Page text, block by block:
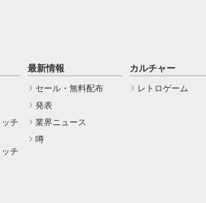
チ
チ
最新情報
セール・無料配布
発表
業界ニュース
噂
カルチャー
レトロゲーム